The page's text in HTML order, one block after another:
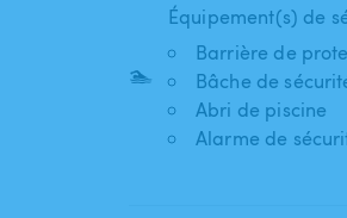
🏊
Équipement(s) de
Barrière de
Bâche de
Abri de piscine
Alarme de